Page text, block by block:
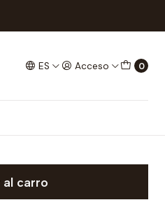
ES Acceso 0
35CMS
carro